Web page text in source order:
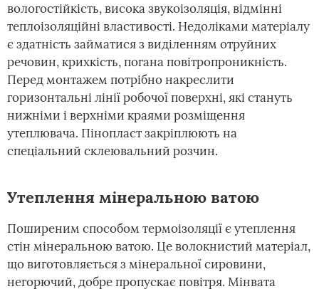
вологостійкість, висока звукоізоляція, відмінні
теплоізоляційні властивості. Недоліками матеріалу
є здатність займатися з виділенням отруйних
речовин, крихкість, погана повітропроникність.
Перед монтажем потрібно накреслити
горизонтальні лінії робочої поверхні, які стануть
нижніми і верхніми краями розміщення
утеплювача. Пінопласт закріплюють на
спеціальний склеювальний розчин.
Утеплення мінеральною ватою
Поширеним способом термоізоляції є утеплення
стін мінеральною ватою. Це волокнистий матеріал,
що виготовляється з мінеральної сировини,
негорючий, добре пропускає повітря. Мінвата